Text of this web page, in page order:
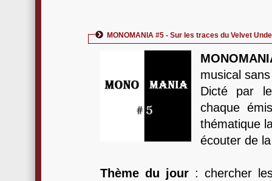
MONOMANIA #5 - Sur les traces du Velvet
musical
Dicté par
chaque
thématique
écouter de
Thème du jour: chercher